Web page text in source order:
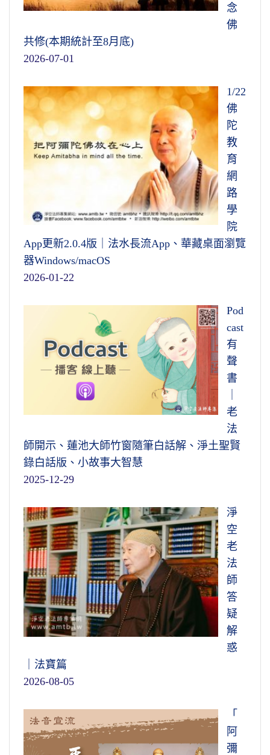
念
佛
共修(本期統計至8月底)
2026-07-01
1/22
佛
陀
教
育
網
路
學
院
App更新2.0.4版｜法水長流App、華藏桌面瀏覽
器Windows/macOS
2026-01-22
Pod
cast
有
聲
書
老
法
師開示、蓮池大師竹窗隨筆白話解、淨土聖賢
錄白話版、小故事大智慧
2025-12-29
淨
空
老
法
師
答
疑
解
惑
｜法寶篇
2026-08-05
「
阿
彌